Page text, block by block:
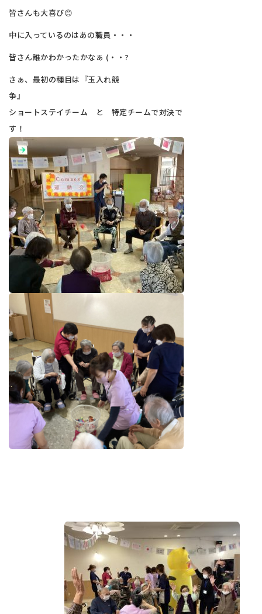
皆さんも大喜び😊
中に入っているのはあの職員・・・
皆さん誰かわかったかなぁ (・・?
さぁ、最初の種目は『玉入れ競
争
ショートステイチーム と 特定チームで対決で
す！